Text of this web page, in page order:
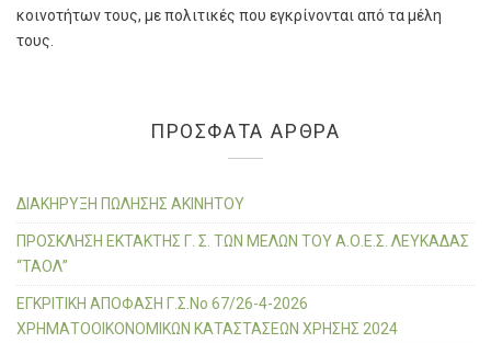
κοινοτήτων τους, με πολιτικές που εγκρίνονται από τα μέλη
τους.
ΠΡΌΣΦΑΤΑ ΆΡΘΡΑ
ΔΙΑΚΗΡΥΞΗ ΠΩΛΗΣΗΣ ΑΚΙΝΗΤΟΥ
ΠΡΟΣΚΛΗΣΗ ΕΚΤΑΚΤΗΣ Γ. Σ. ΤΩΝ ΜΕΛΩΝ ΤΟΥ Α.Ο.Ε.Σ. ΛΕΥΚΑΔΑΣ
“ΤΑΟΛ”
ΕΓΚΡΙΤΙΚΗ ΑΠΟΦΑΣΗ Γ.Σ.Νο 67/26-4-2026
ΧΡΗΜΑΤΟΟΙΚΟΝΟΜΙΚΩΝ ΚΑΤΑΣΤΑΣΕΩΝ ΧΡΗΣΗΣ 2024